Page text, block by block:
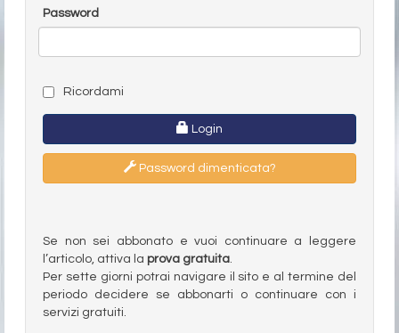
Password
Ricordami
Login
Password dimenticata?
Se non sei abbonato e vuoi continuare a leggere
l’articolo, attiva la prova gratuita.
Per sette giorni potrai navigare il sito e al termine del
periodo decidere se abbonarti o continuare con i
servizi gratuiti.